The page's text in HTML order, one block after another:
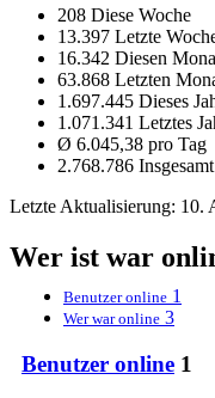
208 Diese Woche
13.397 Letzte
16.342 Diesen
63.868 Letzten
1.697.445 Dieses
1.071.341 Letztes
Ø 6.045,38 pro Tag
2.768.786 Insgesamt
Letzte Aktualisierung: 10.
Wer ist war
Benutzer online 1
Wer war online 3
Benutzer online 1